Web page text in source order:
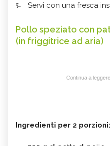
Servi con una fresca
Pollo speziato con
(in friggitrice ad aria)
Continua a
Ingredienti per 2 porzioni: